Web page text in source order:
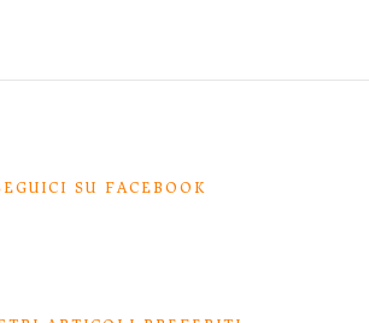
SU FACEBOOK